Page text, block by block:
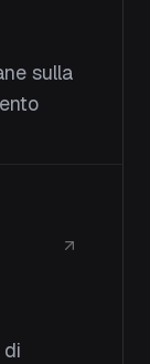
sulla